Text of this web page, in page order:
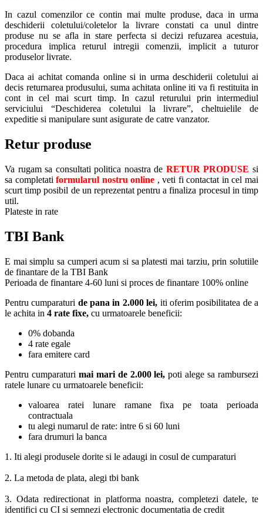
In cazul comenzilor ce contin mai multe produse, daca in urma
deschiderii coletului/coletelor la livrare constati ca unul dintre
produse nu se afla in stare perfecta si decizi refuzarea acestuia,
procedura implica returul intregii comenzii, implicit a tuturor
produselor livrate.
Daca ai achitat comanda online si in urma deschiderii coletului ai
decis returnarea produsului, suma achitata online iti va fi restituita in
cont in cel mai scurt timp. In cazul returului prin intermediul
serviciului “Deschiderea coletului la livrare”, cheltuielile de
expeditie si manipulare sunt asigurate de catre vanzator.
Retur produse
Va rugam sa consultati politica noastra de RETUR PRODUSE si
sa completatiformularul nostru online , veti fi contactat in cel mai
scurt timp posibil de un reprezentat pentru a finaliza procesul in timp
util.
Plateste in rate
TBI Bank
E mai simplu sa cumperi acum si sa platesti mai tarziu, prin solutiile
de finantare de la TBI Bank
Perioada de finantare 4-60 luni si proces de finantare 100% online
Pentru cumparaturi de pana in 2.000 lei, iti oferim posibilitatea de a
le achita in 4 rate fixe, cu urmatoarele beneficii:
0% dobanda
4 rate egale
fara emitere card
Pentru cumparaturi mai mari de 2.000 lei, poti alege sa rambursezi
ratele lunare cu urmatoarele beneficii:
valoarea ratei lunare ramane fixa pe toata perioada
contractuala
tu alegi numarul de rate: intre 6 si 60 luni
fara drumuri la banca
1. Iti alegi produsele dorite si le adaugi in cosul de cumparaturi
2. La metoda de plata, alegi tbi bank
3. Odata redirectionat in platforma noastra, completezi datele, te
identifici cu CI si semnezi electronic documentatia de credit